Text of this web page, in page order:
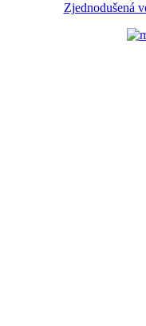
Zjednodušená